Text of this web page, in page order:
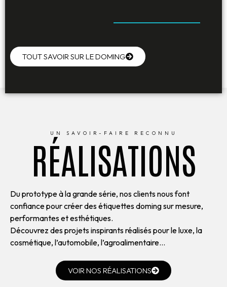
TOUT SAVOIR SUR LE DOMING
UN SAVOIR-FAIRE RECONNU
RÉALISATIONS
Du prototype à la grande série, nos clients nous font
confiance pour créer des étiquettes doming sur mesure,
performantes et esthétiques.
Découvrez des projets inspirants réalisés pour le luxe, la
cosmétique, l’automobile, l’agroalimentaire…
VOIR NOS RÉALISATIONS